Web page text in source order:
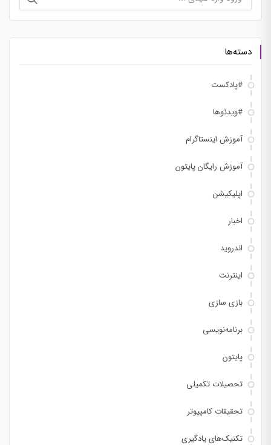
برای:
دسته‌ها
#پادکست
#ویدئوها
آموزش اینستاگرام
آموزش رایگان پایتون
اپلیکیشن
اخبار
اندروید
اینترنت
بازی سازی
برنامه‌نویسی
پایتون
تحصیلات تکمیلی
تحقیقات کامپیوتر
تکنیک‌های یادگیری